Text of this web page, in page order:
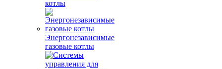
котлы
Энергонезависимые
газовые котлы